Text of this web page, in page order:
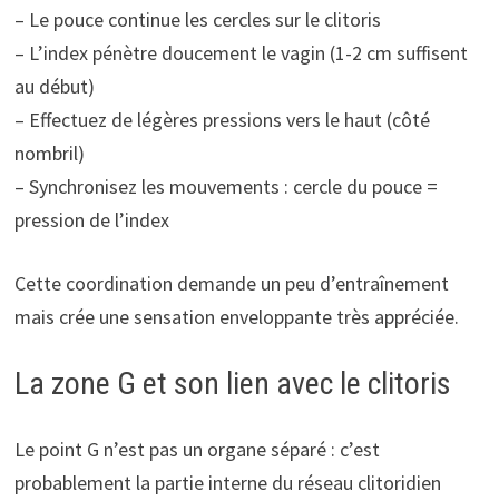
– Le pouce continue les cercles sur le clitoris
– L’index pénètre doucement le vagin (1-2 cm suffisent
au début)
– Effectuez de légères pressions vers le haut (côté
nombril)
– Synchronisez les mouvements : cercle du pouce =
pression de l’index
Cette coordination demande un peu d’entraînement
mais crée une sensation enveloppante très appréciée.
La zone G et son lien avec le clitoris
Le point G n’est pas un organe séparé : c’est
probablement la partie interne du réseau clitoridien